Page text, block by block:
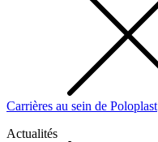
Carrières au sein de Poloplast
Actualités